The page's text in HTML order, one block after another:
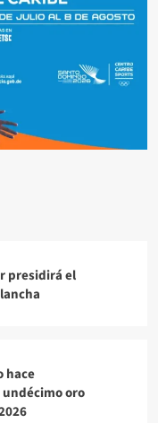
presidirá el
hace
oro